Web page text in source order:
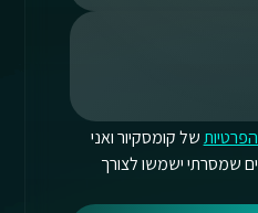
של קומסקיור ואני
שמסרתי ישמשו לצורך